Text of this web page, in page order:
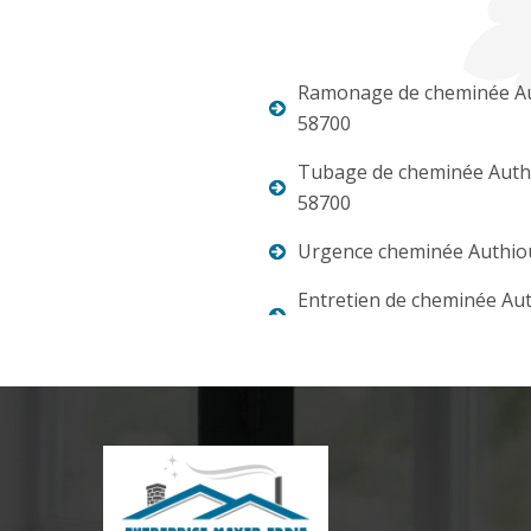
Ramonage de cheminée
58700
Tubage de cheminée
58700
Urgence cheminée
Entretien de cheminée